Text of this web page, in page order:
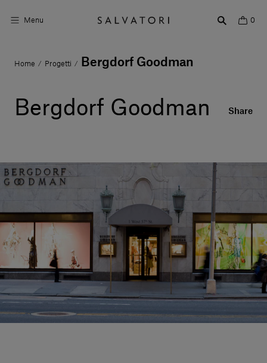
Menu 0
Superfici
Arredo casa
Shop the Look
Chi siamo
Vieni a trovarci
Servizi al cliente
Accedi
Home / Progetti / Bergdorf Goodman
Bergdorf Goodman Share